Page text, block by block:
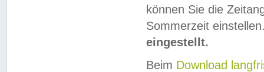
können Sie die
Sommerzeit
eingestellt.
Beim Download